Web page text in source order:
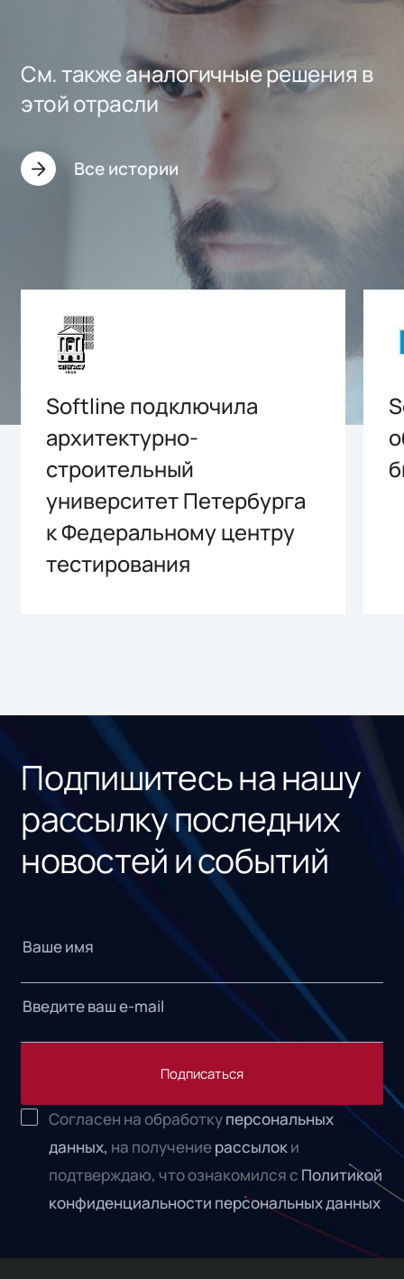
См. также аналогичные решения в
этой отрасли
Все истории
Softline подключила
архитектурно-
строительный
университет Петербурга
к Федеральному центру
тестирования
Подпишитесь на нашу
рассылку последних
новостей и событий
Подписаться
Согласен на обработкуперсональных
данных, на получениерассылок и
подтверждаю, что ознакомился с Политикой
конфиденциальности персональных данных